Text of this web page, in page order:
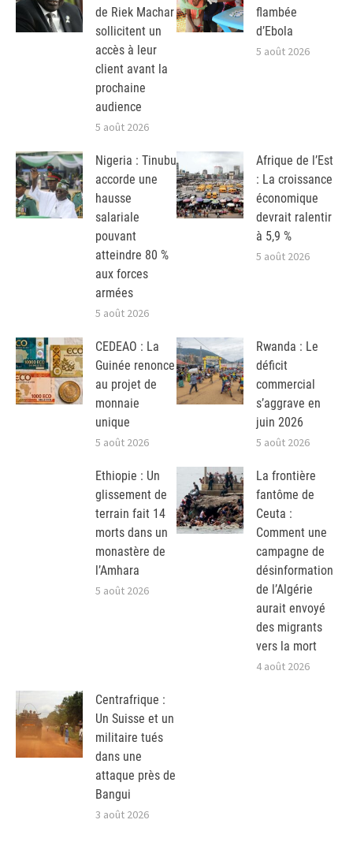
de Riek Machar
sollicitent un
accès à leur
client avant la
prochaine
audience
5 août 2026
flambée
d’Ebola
5 août 2026
Nigeria : Tinubu
accorde une
hausse
salariale
pouvant
atteindre 80 %
aux forces
armées
5 août 2026
Afrique de l’Est
: La croissance
économique
devrait ralentir
à 5,9 %
5 août 2026
CEDEAO : La
Guinée renonce
au projet de
monnaie
unique
5 août 2026
Rwanda : Le
déficit
commercial
s’aggrave en
juin 2026
5 août 2026
Ethiopie : Un
glissement de
terrain fait 14
morts dans un
monastère de
l’Amhara
5 août 2026
La frontière
fantôme de
Ceuta :
Comment une
campagne de
désinformation
de l’Algérie
aurait envoyé
des migrants
vers la mort
4 août 2026
Centrafrique :
Un Suisse et un
militaire tués
dans une
attaque près de
Bangui
3 août 2026